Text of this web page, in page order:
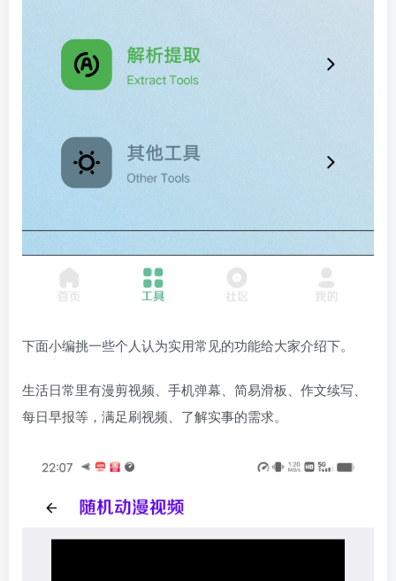
下面小编挑一些个人认为实用常见的功能给大家介绍下。
生活日常里有漫剪视频、手机弹幕、简易滑板、作文续写、
每日早报等，满足刷视频、了解实事的需求。